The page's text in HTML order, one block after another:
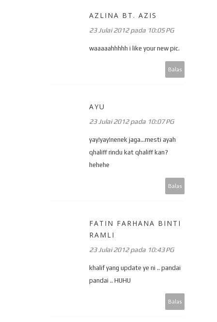
AZLINA BT. AZIS
23 Julai 2012 pada 10:05 PG
waaaaahhhhh i like your new pic.
Balas
AYU
23 Julai 2012 pada 10:07 PG
yay!yay!nenek jaga...mesti ayah
qhaliff rindu kat qhaliff kan?
hehehe
Balas
FATIN FARHANA BINTI
RAMLI
23 Julai 2012 pada 10:43 PG
khalif yang update ye ni .. pandai
pandai .. HUHU
Balas